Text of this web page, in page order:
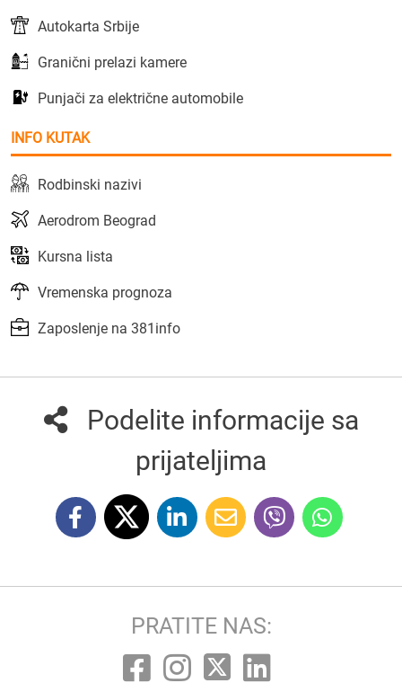
Autokarta Srbije
Granični prelazi kamere
Punjači za električne automobile
INFO KUTAK
Rodbinski nazivi
Aerodrom Beograd
Kursna lista
Vremenska prognoza
Zaposlenje na 381info
Podelite informacije sa
prijateljima
PRATITE NAS: